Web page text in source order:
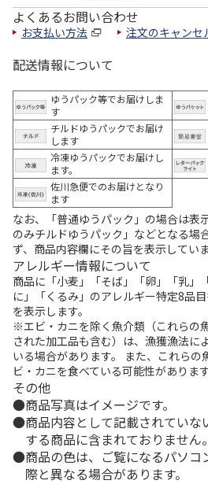
よくあるお問い合わせ
お支払い方法 注文のキャンセ
配送情報について
ゆうパック等でお届けしま
す
チルドゆうパックでお届け
します
冷凍ゆうパックでお届けし
ます。
佐川急便でのお届けとなり
ます
なお、「普通ゆうパック」の場合は表
のみチルドゆうパック」などとなる場
ず、商品内容欄にその旨を表示していま
アレルギー情報について
商品に「小麦」「そば」「卵」「乳」
に」「くるみ」のアレルギー特定8品
を表示します。
※エビ・カニを除く魚介類（これらの
された加工品も含む）は、漁獲漁法に
いる場合があります。 また、これらの
ビ・カニを食べている可能性があります
その他
商品写真はイメージです。
商品内容として記載されてい
する商品に含まれておりません。
商品の色は、ご覧になるパソコ
際と異なる場合があります。